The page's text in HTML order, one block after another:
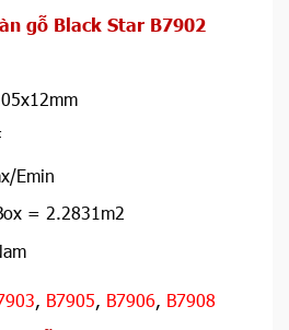
gỗ Black Star B7902
Emin
= 2.2831m2
, B7905, B7906, B7908